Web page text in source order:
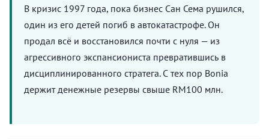
В кризис 1997 года, пока бизнес Сан Сема рушился,
один из его детей погиб в автокатастрофе. Он
продал всё и восстановился почти с нуля — из
агрессивного экспансиониста превратившись в
дисциплинированного стратега. С тех пор Bonia
держит денежные резервы свыше RM100 млн.